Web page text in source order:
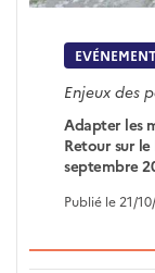
Enjeux des
Adapter les
Retour sur
septembre
Publié le 21/